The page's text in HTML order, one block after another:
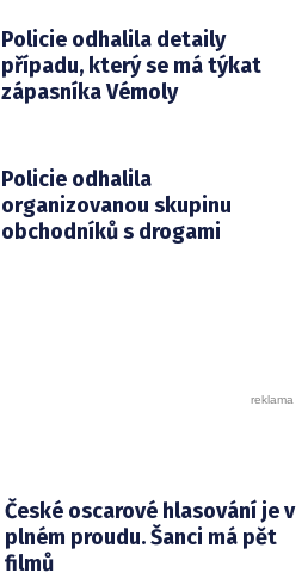
Policie odhalila detaily
případu, který se má týkat
zápasníka Vémoly
Policie odhalila
organizovanou skupinu
obchodníků s drogami
České oscarové hlasování je v
plném proudu. Šanci má pět
filmů